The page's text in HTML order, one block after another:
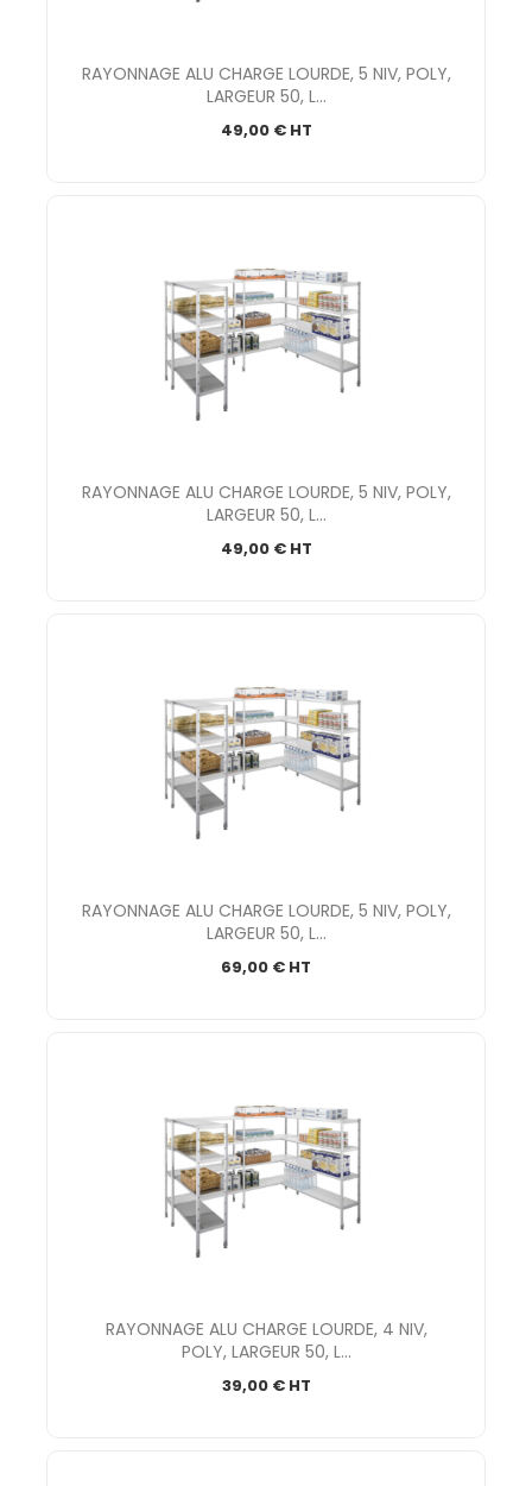
RAYONNAGE ALU CHARGE LOURDE, 5 NIV, POLY,
LARGEUR 50, L...
49,00 € HT
RAYONNAGE ALU CHARGE LOURDE, 5 NIV, POLY,
LARGEUR 50, L...
49,00 € HT
RAYONNAGE ALU CHARGE LOURDE, 5 NIV, POLY,
LARGEUR 50, L...
69,00 € HT
RAYONNAGE ALU CHARGE LOURDE, 4 NIV,
POLY, LARGEUR 50, L...
39,00 € HT